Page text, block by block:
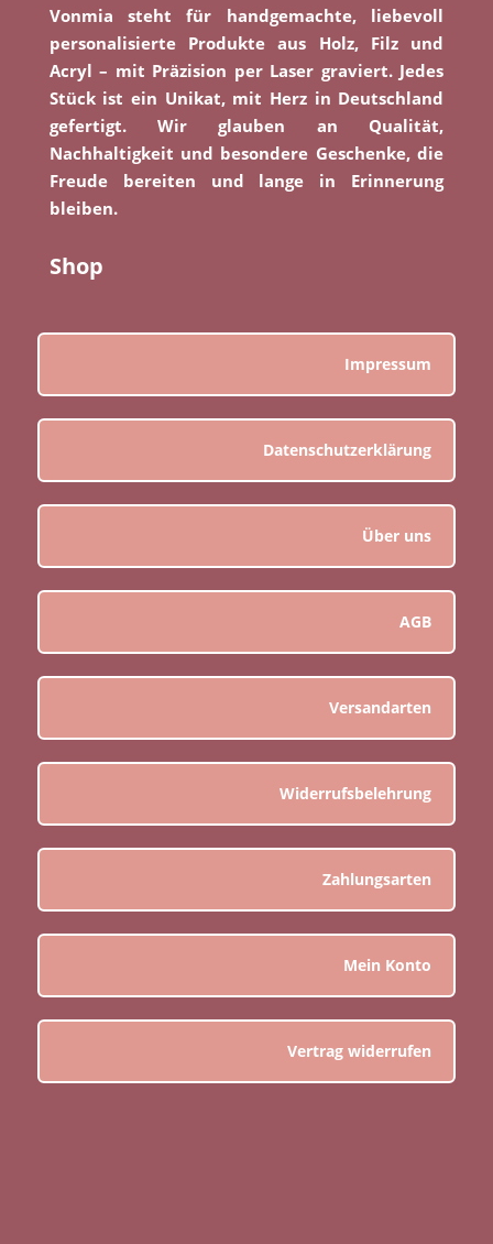
Vonmia steht für handgemachte, liebevoll
personalisierte Produkte aus Holz, Filz und
Acryl – mit Präzision per Laser graviert. Jedes
Stück ist ein Unikat, mit Herz in Deutschland
gefertigt. Wir glauben an Qualität,
Nachhaltigkeit und besondere Geschenke, die
Freude bereiten und lange in Erinnerung
bleiben.
Shop
Impressum
Datenschutzerklärung
Über uns
AGB
Versandarten
Widerrufsbelehrung
Zahlungsarten
Mein Konto
Vertrag widerrufen